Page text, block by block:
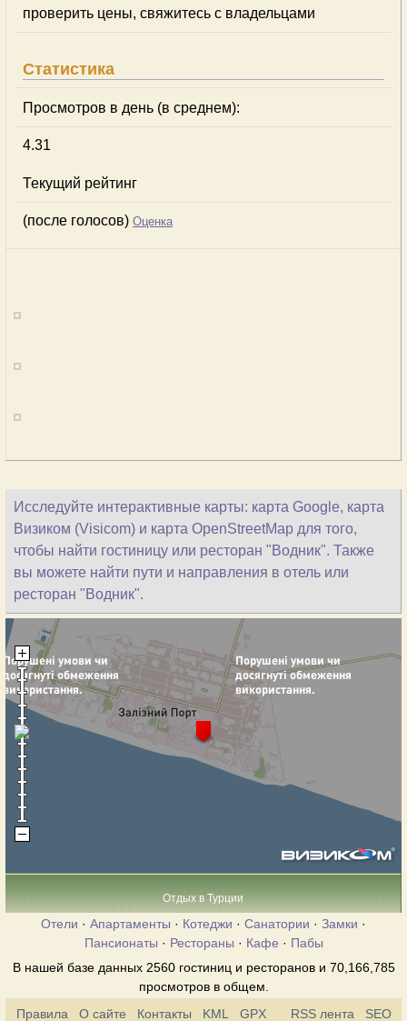
проверить цены, свяжитесь с владельцами
Статистика
Просмотров в день (в среднем):
4.31
Текущий рейтинг
(после голосов) Оценка
Исследуйте интерактивные карты: карта Google, карта
Визиком (Visicom) и карта OpenStreetMap для того,
чтобы найти гостиницу или ресторан "Водник". Также
вы можете найти пути и направления в отель или
ресторан "Водник".
Отдых в Турции
Отели · Апартаменты · Котеджи · Санатории · Замки ·
Пансионаты · Рестораны · Кафе · Пабы
В нашей базе данных 2560 гостиниц и ресторанов и 70,166,785
просмотров в общем.
Правила
О сайте Контакты KML GPX RSS лента SEO